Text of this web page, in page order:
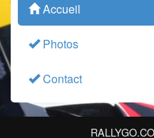
Accueil
Photos
Contact